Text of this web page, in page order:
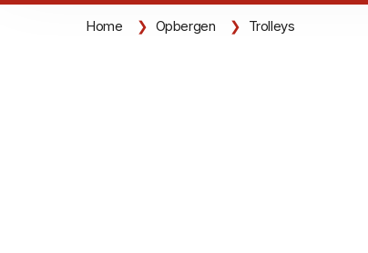
Home Opbergen Trolleys